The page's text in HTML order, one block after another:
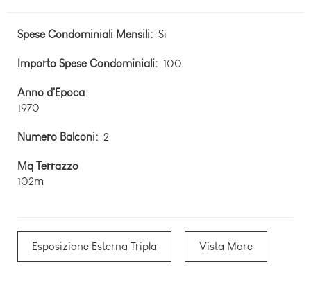
Spese Condominiali Mensili Si
Importo Spese Condominiali 100
Anno d'Epoca:
1970
Numero Balconi 2
Mq Terrazzo
102m²
Esposizione Esterna Tripla Vista Mare